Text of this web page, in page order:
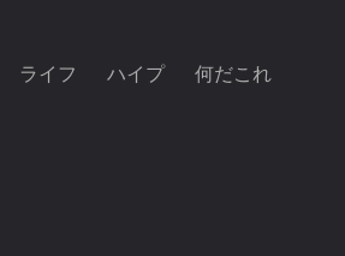
ライフ ハイプ 何だこれ